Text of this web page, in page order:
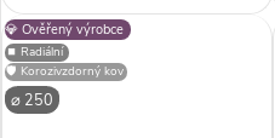
radiální ventilátor s přímým
pohonem AC, určený pro
profesionální využití. Vyniká
především unikátností
konstrukce - díky...
💎 Ověřený výrobce
⌀ 250
⏹️ Radiální
🛡️ Korozivzdorný kov